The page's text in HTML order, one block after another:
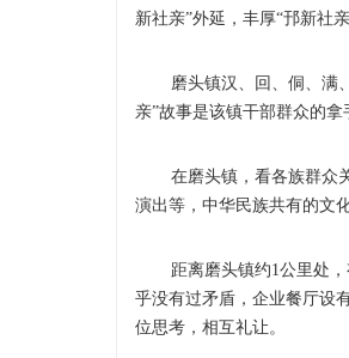
新社亲”外延，丰厚“邘新社
磨头镇汉、回、侗、满、
亲”故事是该镇干部群众的
在磨头镇，看各族群众关
演出等，中华民族共有的文
距离磨头镇约1公里处，
乎没有过矛盾，企业餐厅设
位思考，相互礼让。